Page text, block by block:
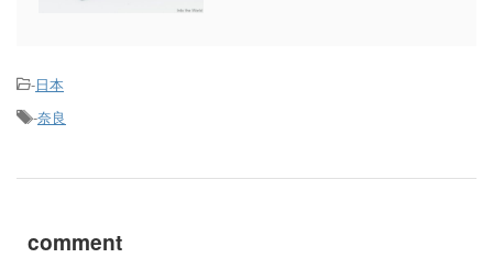
-日本
-奈良
comment